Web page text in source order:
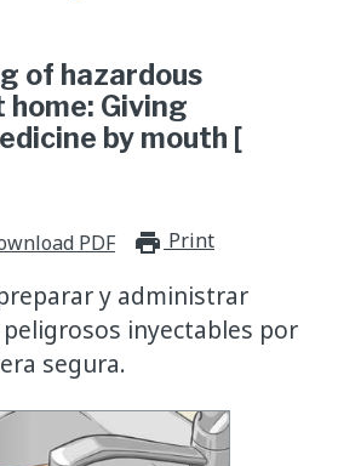
of hazardous
Giving
by mouth [
PDF Print
y administrar
inyectables por
segura.